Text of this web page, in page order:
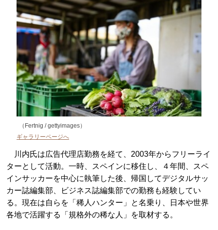
（Fertnig / gettyimages）
ギャラリーページへ
川内氏は広告代理店勤務を経て、2003年からフリーライ
ターとして活動。一時、スペインに移住し、４年間、スペ
インサッカーを中心に執筆した後、帰国してデジタルサッ
カー誌編集部、ビジネス誌編集部での勤務も経験してい
る。現在は自らを「稀人ハンター」と名乗り、日本や世界
各地で活躍する「規格外の稀な人」を取材する。